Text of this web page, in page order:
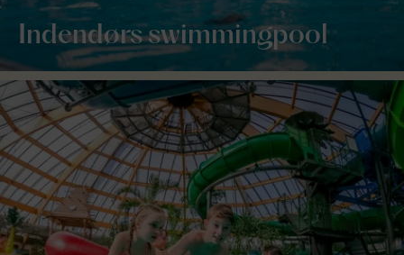
Indendørs swimmingpool